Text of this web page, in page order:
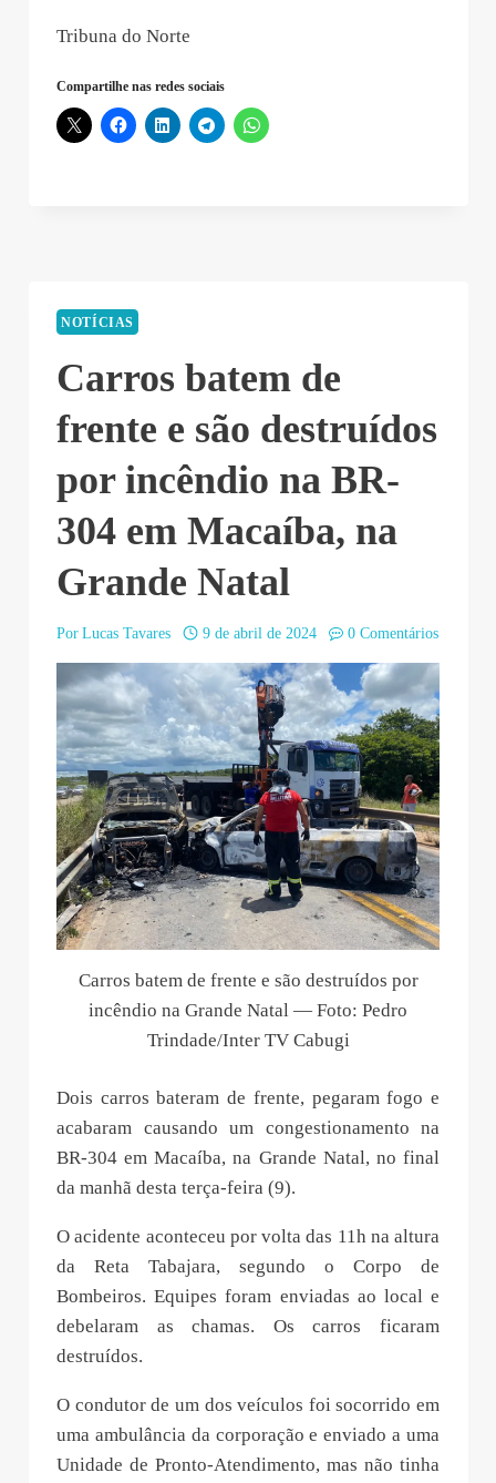
Tribuna do Norte
Compartilhe nas redes sociais
NOTÍCIAS
Carros batem de
frente e são destruídos
por incêndio na BR-
304 em Macaíba, na
Grande Natal
Por Lucas Tavares 9 de abril de 2024 0 Comentários
Carros batem de frente e são destruídos por
incêndio na Grande Natal — Foto: Pedro
Trindade/Inter TV Cabugi
Dois carros bateram de frente, pegaram fogo e
acabaram causando um congestionamento na
BR-304 em Macaíba, na Grande Natal, no final
da manhã desta terça-feira (9).
O acidente aconteceu por volta das 11h na altura
da Reta Tabajara, segundo o Corpo de
Bombeiros. Equipes foram enviadas ao local e
debelaram as chamas. Os carros ficaram
destruídos.
O condutor de um dos veículos foi socorrido em
uma ambulância da corporação e enviado a uma
Unidade de Pronto-Atendimento, mas não tinha